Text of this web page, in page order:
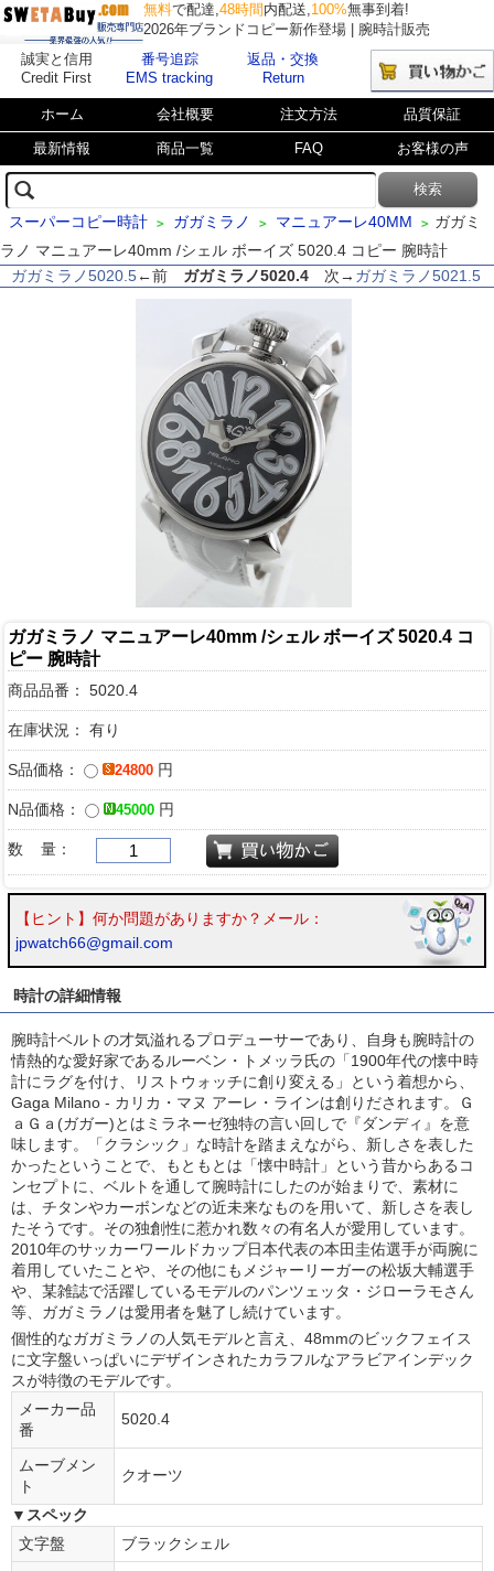
無料で配達,48時間 内配送,100%無事到着!
2026年ブランドコピー新作登場 | 腕時計販売
誠実と信用
Credit First
番号追踪
EMS tracking
返品・交換
Return
ホーム 会社概要 注文方法 品質保証
最新情報 商品一覧 FAQ お客様の声
スーパーコピー時計 > ガガミラノ > マニュアーレ40MM > ガガミ
ラノ マニュアーレ40mm /シェル ボーイズ 5020.4 コピー 腕時計
ガガミラノ5020.5←前 ガガミラノ5020.4 次→ ガガミラノ5021.5
ガガミラノ マニュアーレ40mm /シェル ボーイズ 5020.4 コ
ピー 腕時計
商品品番： 5020.4
在庫状況： 有り
S品価格： 24800 円
N品価格： 45000 円
数 量：
【ヒント】何か問題がありますか？メール：
jpwatch66@gmail.com
時計の詳細情報
腕時計ベルトの才気溢れるプロデューサーであり、自身も腕時計の
情熱的な愛好家であるルーベン・トメッラ氏の「1900年代の懐中時
計にラグを付け、リストウォッチに創り変える」という着想から、
Gaga Milano - カリカ・マヌ アーレ・ラインは創りだされます。Ｇ
ａＧａ(ガガー)とはミラネーゼ独特の言い回しで『ダンディ』を意
味します。「クラシック」な時計を踏まえながら、新しさを表した
かったということで、もともとは「懐中時計」という昔からあるコ
ンセプトに、ベルトを通して腕時計にしたのが始まりで、素材に
は、チタンやカーボンなどの近未来なものを用いて、新しさを表し
たそうです。その独創性に惹かれ数々の有名人が愛用しています。
2010年のサッカーワールドカップ日本代表の本田圭佑選手が両腕に
着用していたことや、その他にもメジャーリーガーの松坂大輔選手
や、某雑誌で活躍しているモデルのパンツェッタ・ジローラモさん
等、ガガミラノは愛用者を魅了し続けています。
個性的なガガミラノの人気モデルと言え、48mmのビックフェイス
に文字盤いっぱいにデザインされたカラフルなアラビアインデック
スが特徴のモデルです。
メーカー品
番
5020.4
ムーブメン
ト
クオーツ
▼スペック
文字盤
ブラックシェル